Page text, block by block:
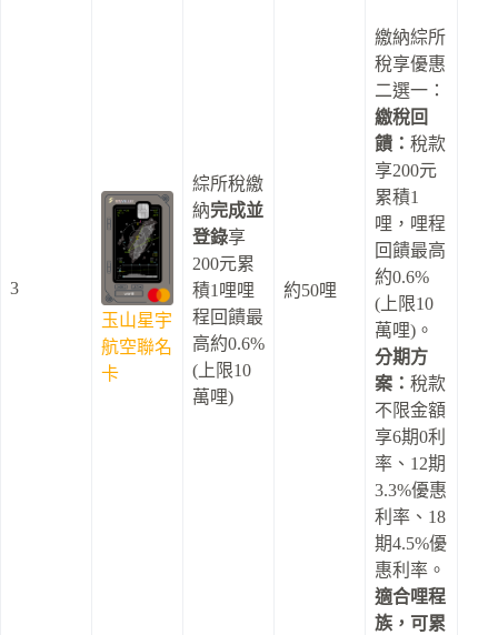
3
玉山星宇
航空聯名
卡
綜所稅繳
納完成並
登錄享
200元累
積1哩哩
程回饋最
高約0.6%
(上限10
萬哩)
約50哩
繳納綜所
稅享優惠
二選一：
繳稅回
饋： 稅款
享200元
累積1
哩，哩程
回饋最高
約0.6%
(上限10
萬哩)。
分期方
案： 稅款
不限金額
享6期0利
率、12期
3.3%優惠
利率、18
期4.5%優
惠利率。
適合哩程
族，可累